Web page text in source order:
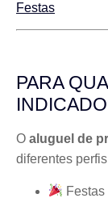
Festas
PARA
O aluguel de
diferentes